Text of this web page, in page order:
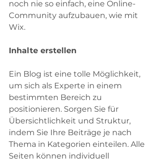
noch nie so einfach, eine Online-
Community aufzubauen, wie mit
Wix.
Inhalte erstellen
Ein Blog ist eine tolle Möglichkeit,
um sich als Experte in einem
bestimmten Bereich zu
positionieren. Sorgen Sie für
Übersichtlichkeit und Struktur,
indem Sie Ihre Beiträge je nach
Thema in Kategorien einteilen. Alle
Seiten können individuell